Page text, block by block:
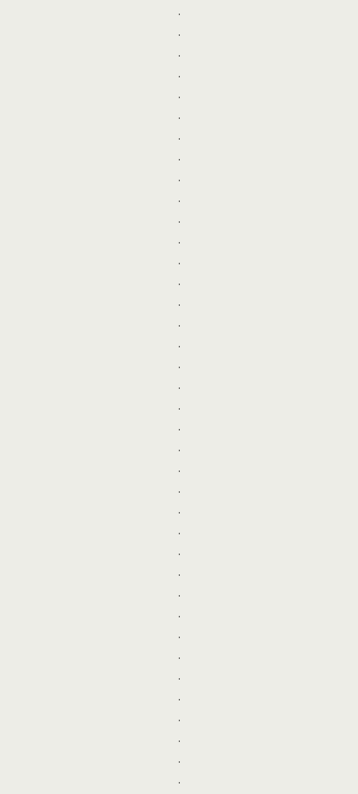
.
.
.
.
.
.
.
.
.
.
.
.
.
.
.
.
.
.
.
.
.
.
.
.
.
.
.
.
.
.
.
.
.
.
.
.
.
.